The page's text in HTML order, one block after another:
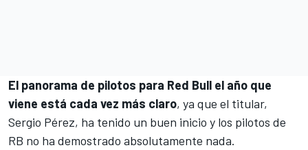
El panorama de pilotos para Red Bull el año que
viene está cada vez más claro, ya que el titular,
Sergio Pérez, ha tenido un buen inicio y los pilotos de
RB no ha demostrado absolutamente nada.